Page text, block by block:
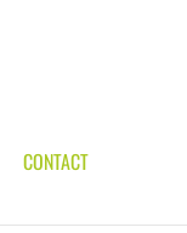
CONTACT